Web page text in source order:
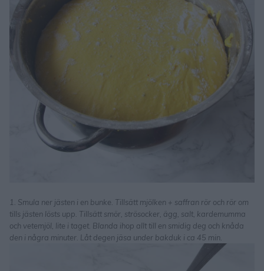
1. Smula ner jästen i en bunke. Tillsätt mjölken + saffran rör och rör om
tills jästen lösts upp. Tillsätt smör, strösocker, ägg, salt, kardemumma
och vetemjöl, lite i taget. Blanda ihop allt till en smidig deg och knåda
den i några minuter. Låt degen jäsa under bakduk i ca 45 min.